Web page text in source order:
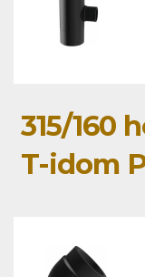
315/160
T-idom